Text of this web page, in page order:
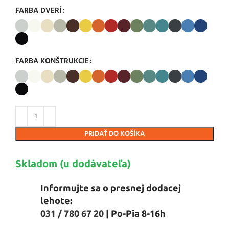
FARBA DVERÍ
FARBA KONŠTRUKCIE
PRIDAŤ DO KOŠÍKA
Skladom (u dodávateľa)
Informujte sa o presnej dodacej
lehote:
031 / 780 67 20 | Po-Pia 8-16h